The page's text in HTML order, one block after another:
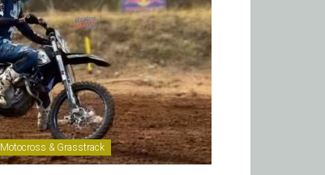
Motocross & Grasstrack